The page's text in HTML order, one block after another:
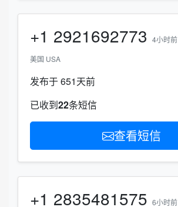
+1 2921692773 4小时前
美国 USA
发布于 651天前
已收到22条短信
查看短信
+1 2835481575 6小时前